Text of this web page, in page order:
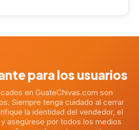
para los usuarios
en GuateChivas.com son
Siempre tenga cuidado al cerrar
la identidad del vendedor, el
asegúrese por todos los medios